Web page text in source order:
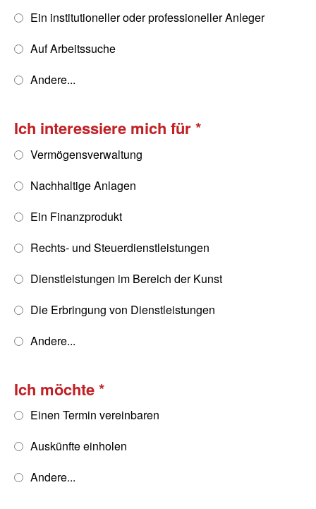
Ein institutioneller oder professioneller Anleger
Auf Arbeitssuche
Andere...
Ich interessiere mich für
Vermögensverwaltung
Nachhaltige Anlagen
Ein Finanzprodukt
Rechts- und Steuerdienstleistungen
Dienstleistungen im Bereich der Kunst
Die Erbringung von Dienstleistungen
Andere...
Ich möchte
Einen Termin vereinbaren
Auskünfte einholen
Andere...